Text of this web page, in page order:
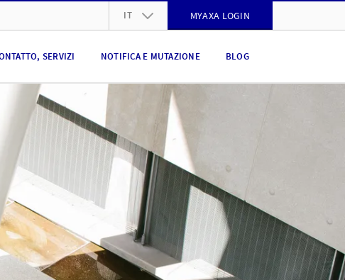
IT MYAXA LOGIN
SERVIZI NOTIFICA E MUTAZIONE BLOG